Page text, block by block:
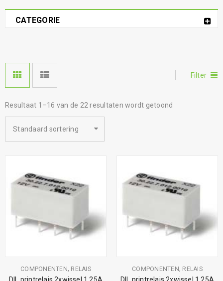
CATEGORIE
Filter
Resultaat 1–16 van de 22 resultaten wordt getoond
Standaard sortering
COMPONENTEN, RELAIS COMPONENTEN, RELAIS